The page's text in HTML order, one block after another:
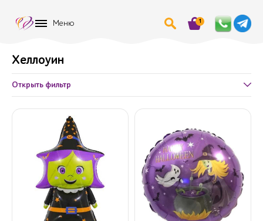
Меню 1
Хеллоуин
Открыть фильтр